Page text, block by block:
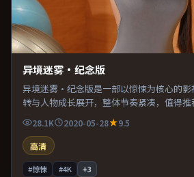
异境迷雾·纪念版
异境迷雾·纪念版是一部以惊悚为核心的影
转与人物成长展开，整体节奏紧凑，值得推
28.1K 2020-05-28
9.5
高清
#惊悚 #4K +3